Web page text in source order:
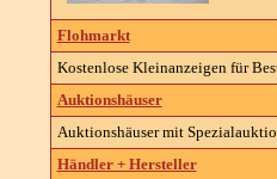
Flohmarkt
Kostenlose Kleinanzeigen für
Auktionshäuser
Auktionshäuser mit
Händler + Hersteller